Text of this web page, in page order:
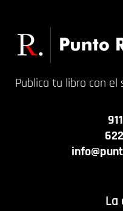
Publica tu libro con
La